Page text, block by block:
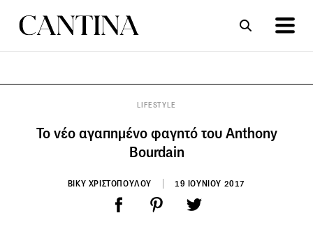
LIFESTYLE
To νέο αγαπημένο φαγητό του Anthony
Bourdain
ΒΙΚΥ ΧΡΙΣΤΟΠΟΥΛΟΥ 19 ΙΟΥΝΙΟΥ 2017